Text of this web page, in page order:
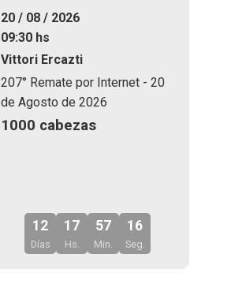
20 / 08 / 2026
09:30 hs
Vittori Ercazti
207° Remate por Internet - 20
de Agosto de 2026
1000 cabezas
12
Días
17
Hs.
57
Min.
14
Seg.